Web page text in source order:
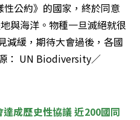
公約》的國家，終於同意
與海洋。物種一旦滅絕就很
減緩，期待大會過後，各國
： UN Biodiversity／
成歷史性協議 近200國同